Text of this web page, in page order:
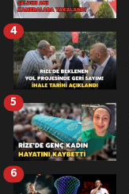
4
5
6